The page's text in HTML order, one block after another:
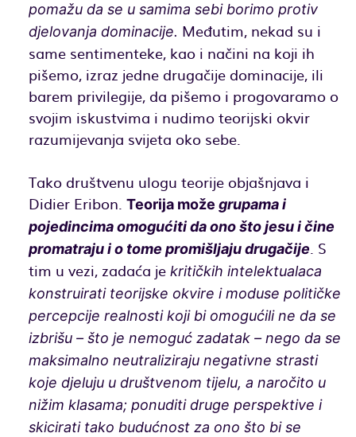
pomažu da se u samima sebi borimo protiv
djelovanja dominacije. Međutim, nekad su i
same sentimenteke, kao i načini na koji ih
pišemo, izraz jedne drugačije dominacije, ili
barem privilegije, da pišemo i progovaramo o
svojim iskustvima i nudimo teorijski okvir
razumijevanja svijeta oko sebe.
Tako društvenu ulogu teorije objašnjava i
Didier Eribon. Teorija može grupama i
pojedincima omogućiti da ono što jesu i čine
promatraju i o tome promišljaju drugačije. S
tim u vezi, zadaća je kritičkih intelektualaca
konstruirati teorijske okvire i moduse političke
percepcije realnosti koji bi omogućili ne da se
izbrišu – što je nemoguć zadatak – nego da se
maksimalno neutraliziraju negativne strasti
koje djeluju u društvenom tijelu, a naročito u
nižim klasama; ponuditi druge perspektive i
skicirati tako budućnost za ono što bi se